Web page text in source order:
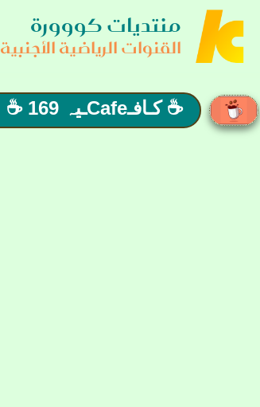
منتديات كووورة
القنوات الرياضية الأجنبية
☕ كـافـCafeـيہ 169 ☕ اهلا وسهلا ♥ بجميع زوار وأعضائنا الكرام